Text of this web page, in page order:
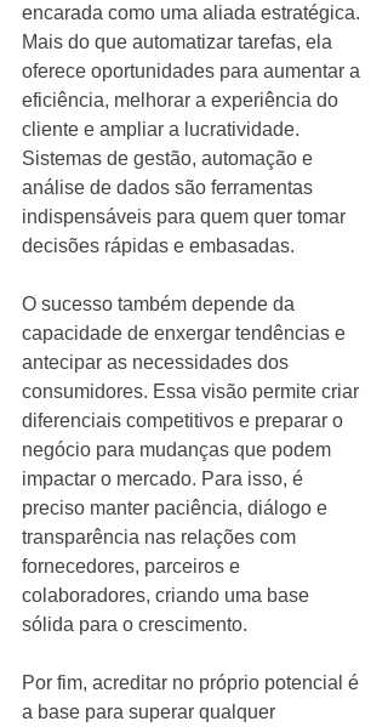
encarada como uma aliada estratégica.
Mais do que automatizar tarefas, ela
oferece oportunidades para aumentar a
eficiência, melhorar a experiência do
cliente e ampliar a lucratividade.
Sistemas de gestão, automação e
análise de dados são ferramentas
indispensáveis para quem quer tomar
decisões rápidas e embasadas.
O sucesso também depende da
capacidade de enxergar tendências e
antecipar as necessidades dos
consumidores. Essa visão permite criar
diferenciais competitivos e preparar o
negócio para mudanças que podem
impactar o mercado. Para isso, é
preciso manter paciência, diálogo e
transparência nas relações com
fornecedores, parceiros e
colaboradores, criando uma base
sólida para o crescimento.
Por fim, acreditar no próprio potencial é
a base para superar qualquer